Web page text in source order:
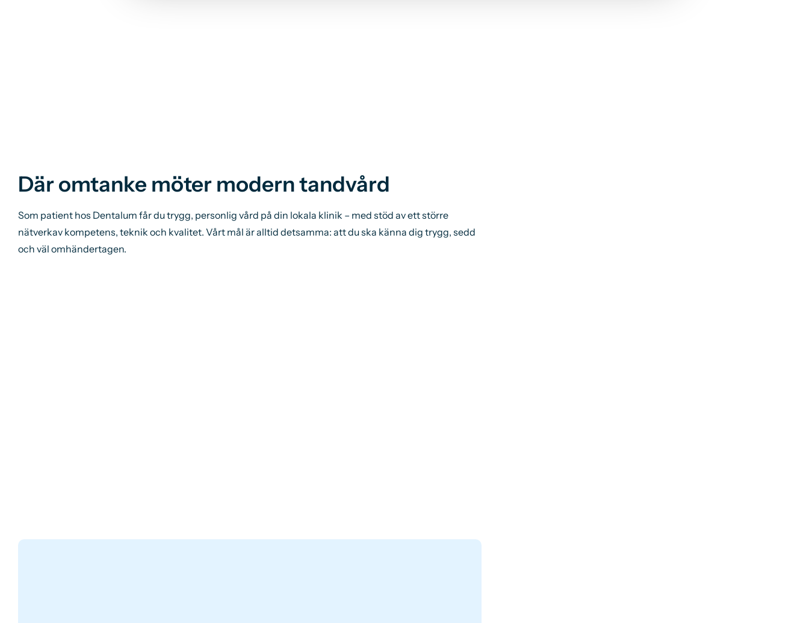
Där omtanke möter modern tandvård
Som patient hos Dentalum får du trygg, personlig vård på din lokala klinik – med stöd av ett större
nätverkav kompetens, teknik och kvalitet. Vårt mål är alltid detsamma: att du ska känna dig trygg, sedd
och väl omhändertagen.